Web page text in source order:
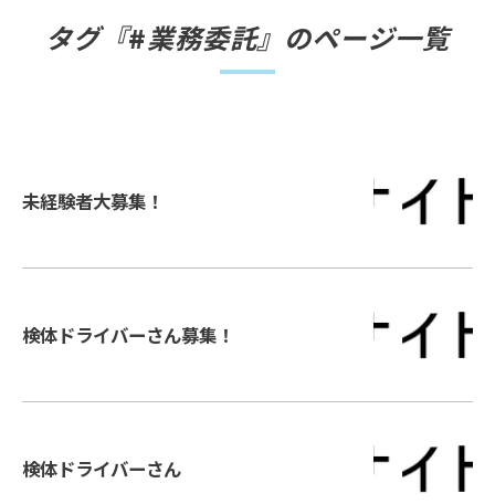
タグ『#業務委託』のページ一覧
未経験者大募集！
検体ドライバーさん募集！
検体ドライバーさん